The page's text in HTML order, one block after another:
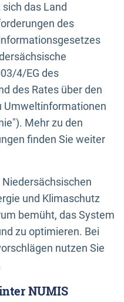
das Land
des
4/EG des
des Rates über den
Umweltinformationen
Mehr zu den
finden Sie weiter
und Klimaschutz
bemüht, das System
zu optimieren. Bei
nutzen Sie
NUMIS